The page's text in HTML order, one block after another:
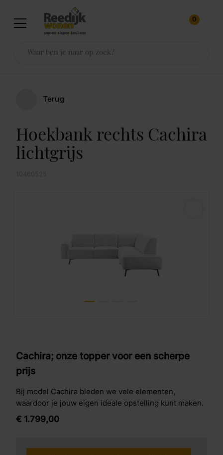
0
Terug
Hoekbank rechts Cachira
lichtgrijs
Cachira; onze topper voor een scherpe
prijs
Bij model Cachira bieden we vele elementen,
waardoor je jouw eigen ideale opstelling kunt maken.
€ 1.799,00